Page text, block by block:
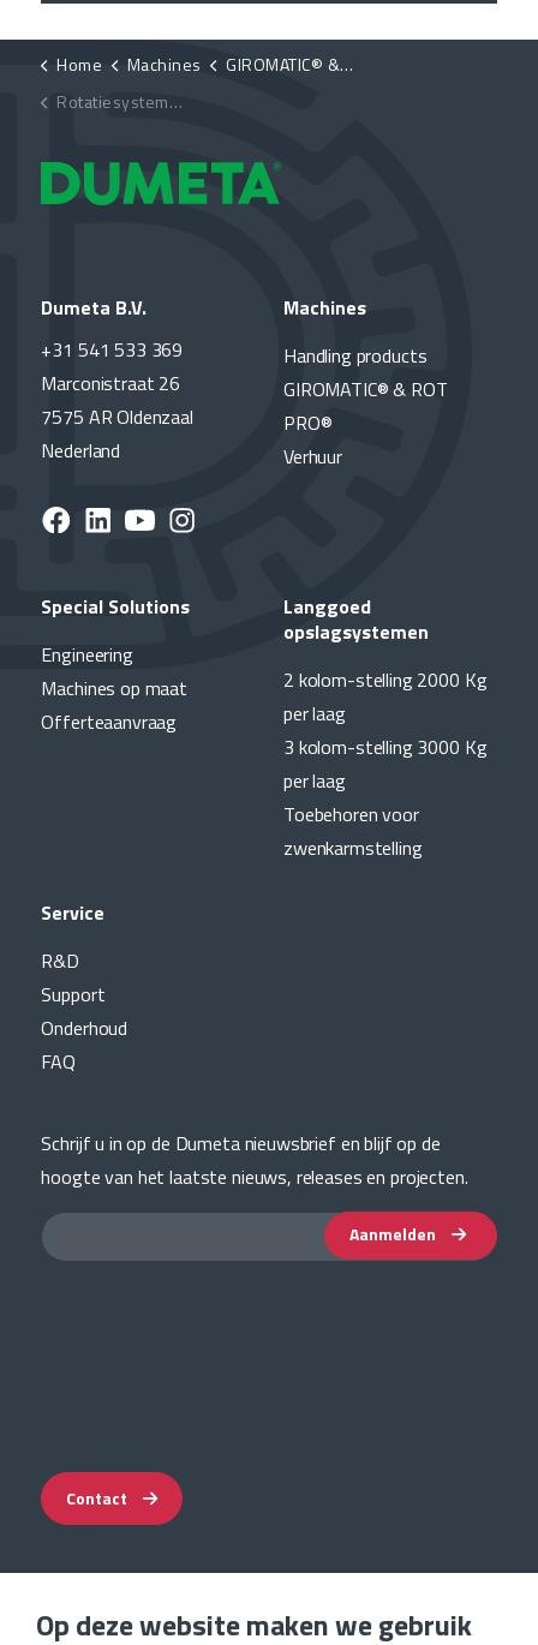
Home Machines
GIROMATIC® & ROT PRO®
Rotatiesystemen ROT PRO®
Dumeta B.V.
+31 541 533 369
Marconistraat 26
7575 AR Oldenzaal
Nederland
Machines
Handling products
GIROMATIC® & ROT
PRO®
Verhuur
Special Solutions
Engineering
Machines op maat
Offerteaanvraag
Langgoed
opslagsystemen
2 kolom-stelling 2000 Kg
per laag
3 kolom-stelling 3000 Kg
per laag
Toebehoren voor
zwenkarmstelling
Service
R&D
Support
Onderhoud
FAQ
Schrijf u in op de Dumeta nieuwsbrief en blijf op de
hoogte van het laatste nieuws, releases en projecten.
Aanmelden
Contact
Op deze website maken we gebruik